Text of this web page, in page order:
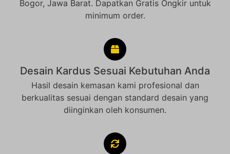
Bogor, Jawa Barat. Dapatkan Gratis Ongkir untuk
minimum order.
Desain Kardus Sesuai Kebutuhan Anda
Hasil desain kemasan kami profesional dan
berkualitas sesuai dengan standard desain yang
diinginkan oleh konsumen.